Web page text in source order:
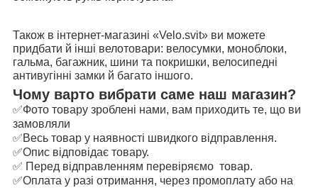
Також в інтернет-магазині «Velo.svit» ви можете
придбати й інші велотовари: велосумки, моноблоки,
гальма, багажник, шини та покришки, велосипедні
антивугінні замки й багато іншого.
Чому варто вибрати саме наш магазин?
✅Фото товару зроблені нами, вам приходить те, що ви
замовляли
✅Весь товар у наявності швидкого відправлення.
✅Опис відповідає товару.
✅ Перед відправленням перевіряємо товар.
✅Оплата у разі отримання, через промоплату або на